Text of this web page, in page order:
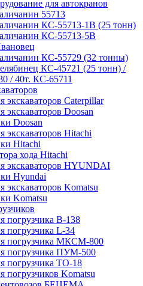
для автокранов
55713
КС-55713-1В (25 тонн)
КС-55713-5В
КС-55729 (32 тонны)
КС-45721 (25 тонн) /
/ 40т. КС-65711
экскаваторов Caterpillar
экскаваторов Doosan
Doosan
экскаваторов Hitachi
Hitachi
хода Hitachi
экскаваторов HYUNDAI
Hyundai
экскаваторов Komatsu
Komatsu
погрузчика B-138
погрузчика L-34
погрузчика МКСМ-800
погрузчика ПУМ-500
погрузчика ТО-18
погрузчиков Komatsu